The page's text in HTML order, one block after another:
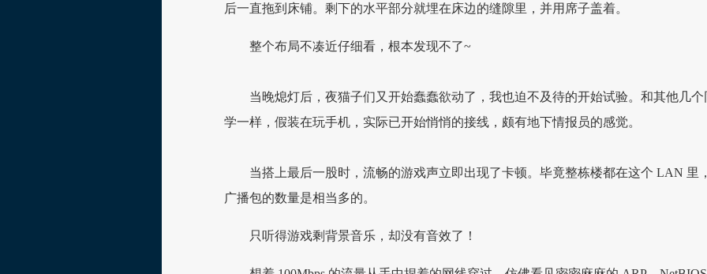
后一直拖到床铺。剩下的水平部分就埋在床边的缝隙里，并用席子盖着。
整个布局不凑近仔细看，根本发现不了~
当晚熄灯后，夜猫子们又开始蠢蠢欲动了，我也迫不及待的开始试验。和其他几个
学一样，假装在玩手机，实际已开始悄悄的接线，颇有地下情报员的感觉。
当搭上最后一股时，流畅的游戏声立即出现了卡顿。毕竟整栋楼都在这个 LAN 里
广播包的数量是相当多的。
只听得游戏剩背景音乐，却没有音效了！